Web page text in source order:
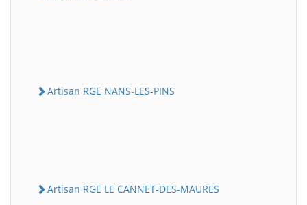
Artisan RGE NANS-LES-PINS
Artisan RGE LE CANNET-DES-MAURES